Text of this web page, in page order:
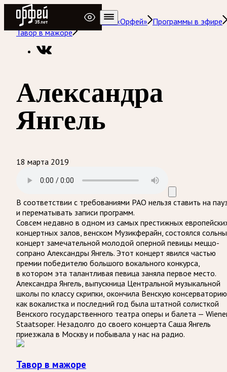
Радио Орфей
Радио классической музыки «Орфей» Программы в эфире
Тавор в мажоре
Александра
Янгель
18 марта 2019
В соответствии с требованиями РАО нельзя ставить на
и перематывать записи программ.
Совсем недавно в одном из самых престижных
концертных залов, венском Музикферайн, состоялся
концерт замечательной молодой оперной певицы меццо-
сопрано Александры Янгель. Этот концерт явился частью
премии победителю большого вокального конкурса,
в котором эта талантливая певица заняла первое место.
Александра Янгель, выпускница Центральной музыкальной
школы по классу скрипки, окончила Венскую консерваторию
как вокалистка и последний год была штатной солисткой
Венского государственного театра оперы и балета —
Staatsoper. Незадолго до своего концерта Саша Янгель
приезжала в Москву и побывала у нас на радио.
Тавор в мажоре